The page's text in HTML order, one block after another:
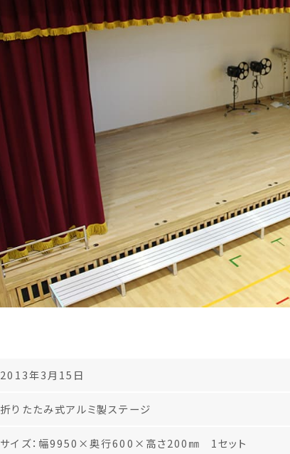
2013年3月15日
折りたたみ式アルミ製ステージ
サイズ：幅9950×奥行600×高さ200㎜ 1セット